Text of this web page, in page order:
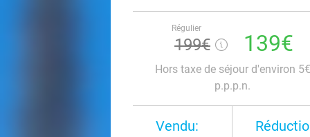
Régulier
199€ 139€
Hors taxe de séjour d'environ 5€
p.p.p.n.
Vendu: